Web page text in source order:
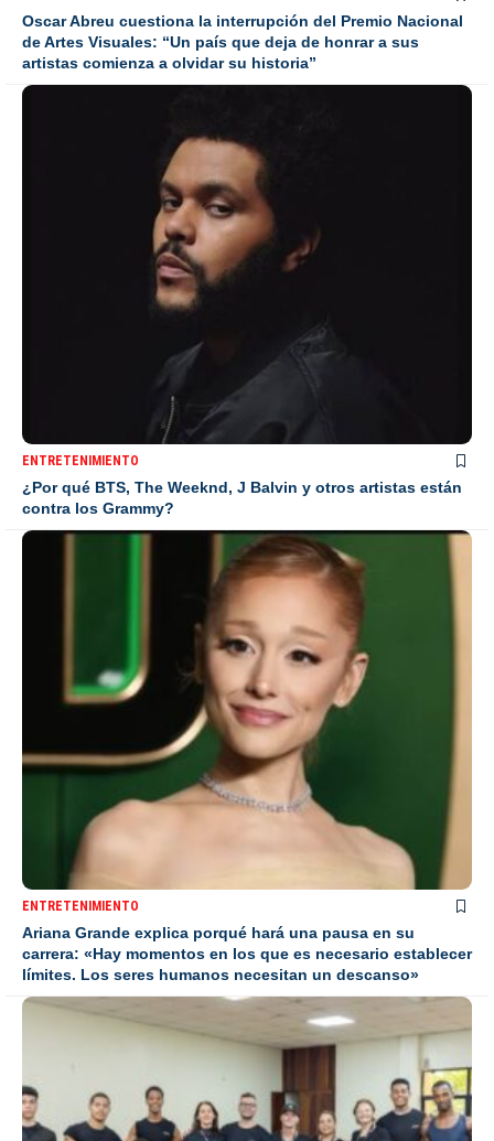
Oscar Abreu cuestiona la interrupción del Premio Nacional
de Artes Visuales: “Un país que deja de honrar a sus
artistas comienza a olvidar su historia”
ENTRETENIMIENTO
¿Por qué BTS, The Weeknd, J Balvin y otros artistas están
contra los Grammy?
ENTRETENIMIENTO
Ariana Grande explica porqué hará una pausa en su
carrera: «Hay momentos en los que es necesario establecer
límites. Los seres humanos necesitan un descanso»